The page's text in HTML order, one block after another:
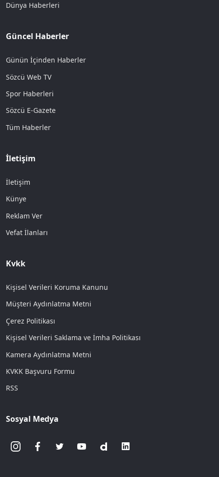
Dünya Haberleri
Güncel Haberler
Günün İçinden Haberler
Sözcü Web TV
Spor Haberleri
Sözcü E-Gazete
Tüm Haberler
İletişim
İletişim
Künye
Reklam Ver
Vefat İlanları
Kvkk
Kişisel Verileri Koruma Kanunu
Müşteri Aydınlatma Metni
Çerez Politikası
Kişisel Verileri Saklama ve İmha Politikası
Kamera Aydınlatma Metni
KVKK Başvuru Formu
RSS
Sosyal Medya